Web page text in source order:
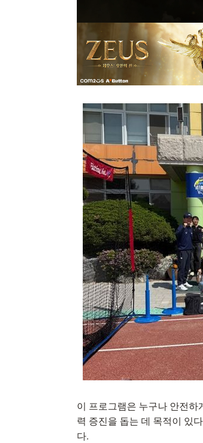
이 프로그램은 누구나 안전
력 증진을 돕는 데 목적이 있
다.